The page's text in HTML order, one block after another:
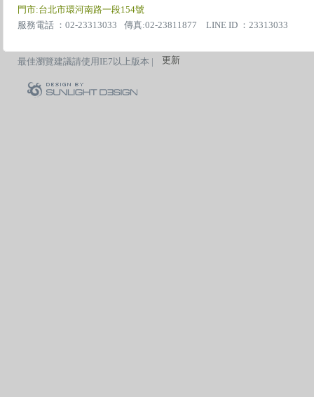
門市:台北市環河南路一段154號
服務電話 ：02-23313033
傳真:02-23811877 LINE ID ：23313033
最佳瀏覽建議請使用IE7以上版本 | 更新